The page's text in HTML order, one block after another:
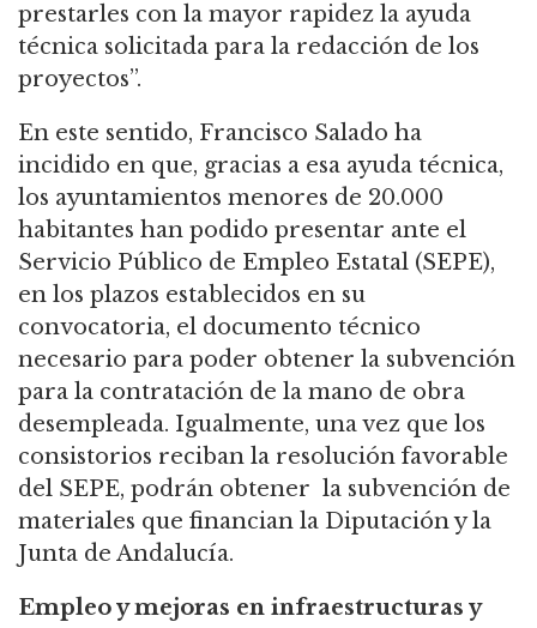
prestarles con la mayor rapidez la ayuda
técnica solicitada para la redacción de los
proyectos”.
En este sentido, Francisco Salado ha
incidido en que, gracias a esa ayuda técnica,
los ayuntamientos menores de 20.000
habitantes han podido presentar ante el
Servicio Público de Empleo Estatal (SEPE),
en los plazos establecidos en su
convocatoria, el documento técnico
necesario para poder obtener la subvención
para la contratación de la mano de obra
desempleada. Igualmente, una vez que los
consistorios reciban la resolución favorable
del SEPE, podrán obtener la subvención de
materiales que financian la Diputación y la
Junta de Andalucía.
Empleo y mejoras en infraestructuras y